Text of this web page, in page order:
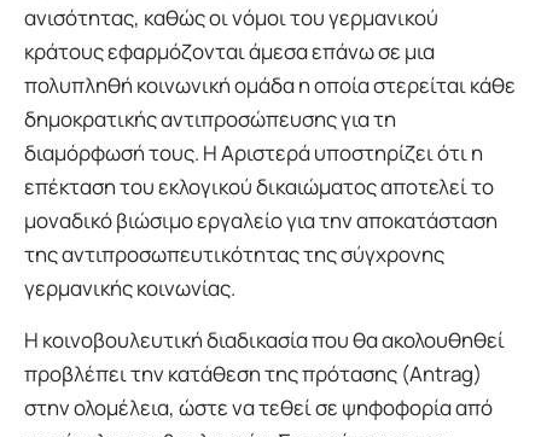
ανισότητας, καθώς οι νόμοι του γερμανικού
κράτους εφαρμόζονται άμεσα επάνω σε μια
πολυπληθή κοινωνική ομάδα η οποία στερείται κάθε
δημοκρατικής αντιπροσώπευσης για τη
διαμόρφωσή τους. Η Αριστερά υποστηρίζει ότι η
επέκταση του εκλογικού δικαιώματος αποτελεί το
μοναδικό βιώσιμο εργαλείο για την αποκατάσταση
της αντιπροσωπευτικότητας της σύγχρονης
γερμανικής κοινωνίας.
Η κοινοβουλευτική διαδικασία που θα ακολουθηθεί
προβλέπει την κατάθεση της πρότασης (Antrag)
στην ολομέλεια, ώστε να τεθεί σε ψηφοφορία από